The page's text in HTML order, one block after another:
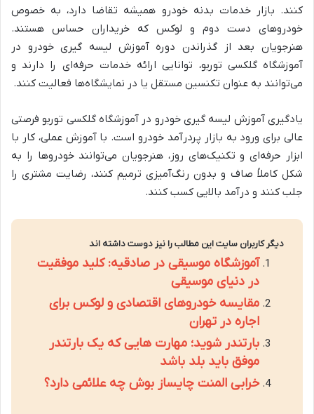
کنند. بازار خدمات بدنه خودرو همیشه تقاضا دارد، به خصوص
خودروهای دست دوم و لوکس که خریداران حساس هستند.
هنرجویان بعد از گذراندن دوره آموزش لیسه گیری خودرو در
آموزشگاه گلکسی توربو، توانایی ارائه خدمات حرفه‌ای را دارند و
می‌توانند به عنوان تکنسین مستقل یا در نمایشگاه‌ها فعالیت کنند.
یادگیری آموزش لیسه گیری خودرو در آموزشگاه گلکسی توربو فرصتی
عالی برای ورود به بازار پردرآمد خودرو است. با آموزش عملی، کار با
ابزار حرفه‌ای و تکنیک‌های روز، هنرجویان می‌توانند خودروها را به
شکل کاملاً صاف و بدون رنگ‌آمیزی ترمیم کنند، رضایت مشتری را
جلب کنند و درآمد بالایی کسب کنند.
دیگر کاربران سایت این مطالب را نیز دوست داشته اند
آموزشگاه موسیقی در صادقیه: کلید موفقیت
در دنیای موسیقی
مقایسه خودروهای اقتصادی و لوکس برای
اجاره در تهران
بارتندر شوید؛ مهارت هایی که یک بارتندر
موفق باید بلد باشد
خرابی المنت چایساز بوش چه علائمی دارد؟